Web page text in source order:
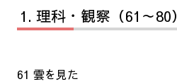
理科・観察（61～80）
61 雲を見た